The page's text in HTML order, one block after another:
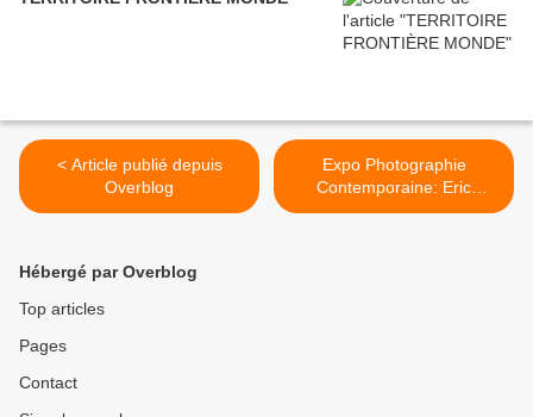
< Article publié depuis
Overblog
Expo Photographie
Contemporaine: Eric
RONDEPIERRE "Effets
Hébergé par Overblog
Top articles
Pages
Contact